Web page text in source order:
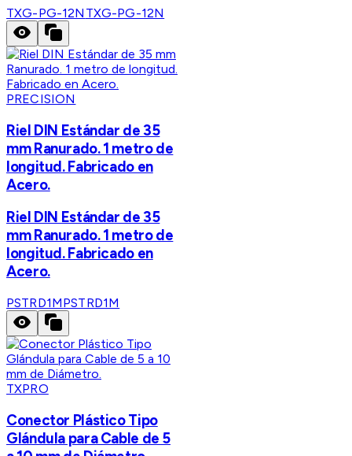
TXG-PG-12N TXG-PG-12N
PRECISION
Riel DIN Estándar de 35
mm Ranurado. 1 metro de
longitud. Fabricado en
Acero.
Riel DIN Estándar de 35
mm Ranurado. 1 metro de
longitud. Fabricado en
Acero.
PSTRD1MPSTRD1M
TXPRO
Conector Plástico Tipo
Glándula para Cable de 5